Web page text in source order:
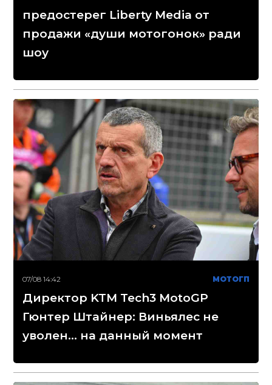
предостерег Liberty Media от
продажи «души мотогонок» ради
шоу
07/08 14:42 МОТОГП
Директор KTM Tech3 MotoGP
Гюнтер Штайнер: Виньялес не
уволен... на данный момент